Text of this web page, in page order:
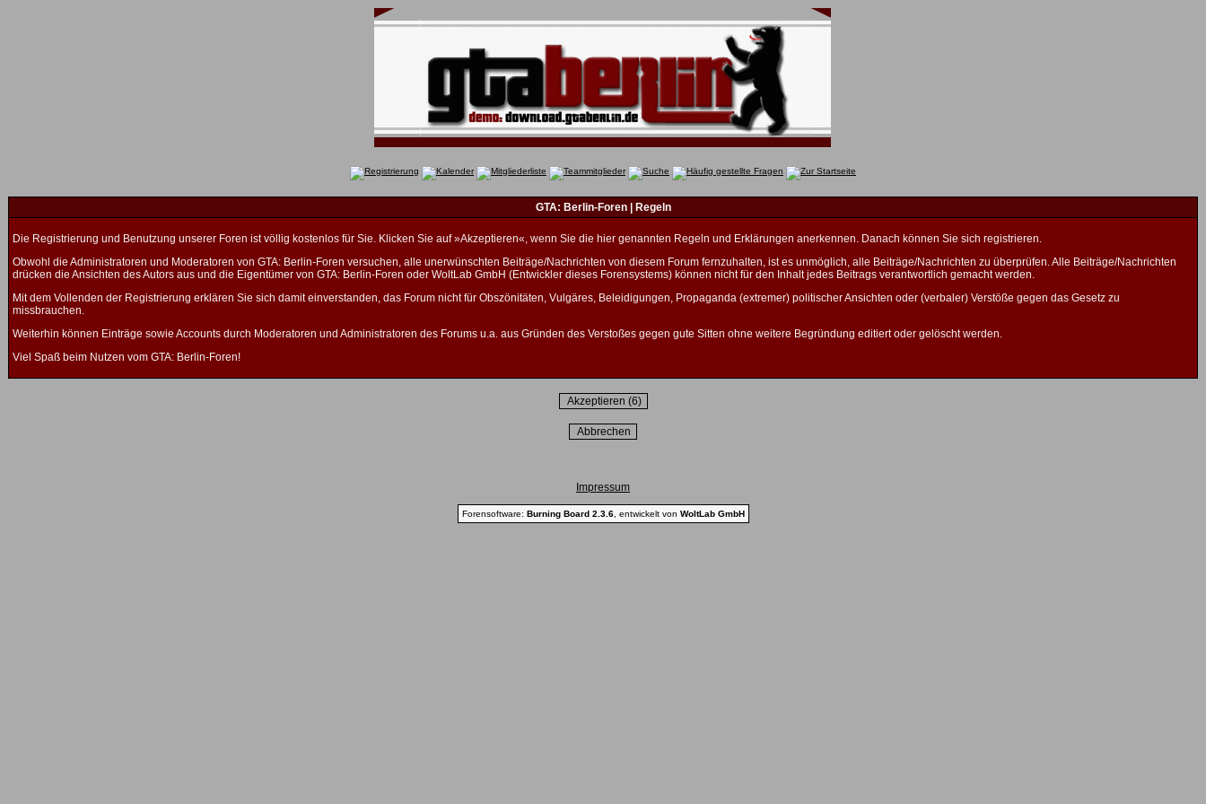
GTA: Berlin-Foren | Regeln
Die Registrierung und Benutzung unserer Foren ist völlig kostenlos für Sie. Klicken Sie auf »Akzeptieren«, wenn Sie die hier genannten Regeln und Erklärungen anerkennen. Danach können Sie sich registrieren.
Obwohl die Administratoren und Moderatoren von GTA: Berlin-Foren versuchen, alle unerwünschten Beiträge/Nachrichten von diesem Forum fernzuhalten, ist es unmöglich, alle Beiträge/Nachrichten zu überprüfen. Alle Beiträge/Nachrichten
drücken die Ansichten des Autors aus und die Eigentümer von GTA: Berlin-Foren oder WoltLab GmbH (Entwickler dieses Forensystems) können nicht für den Inhalt jedes Beitrags verantwortlich gemacht werden.
Mit dem Vollenden der Registrierung erklären Sie sich damit einverstanden, das Forum nicht für Obszönitäten, Vulgäres, Beleidigungen, Propaganda (extremer) politischer Ansichten oder (verbaler) Verstöße gegen das Gesetz zu
missbrauchen.
Weiterhin können Einträge sowie Accounts durch Moderatoren und Administratoren des Forums u.a. aus Gründen des Verstoßes gegen gute Sitten ohne weitere Begründung editiert oder gelöscht werden.
Viel Spaß beim Nutzen vom GTA: Berlin-Foren!
Impressum
Forensoftware: Burning Board 2.3.6, entwickelt von WoltLab GmbH